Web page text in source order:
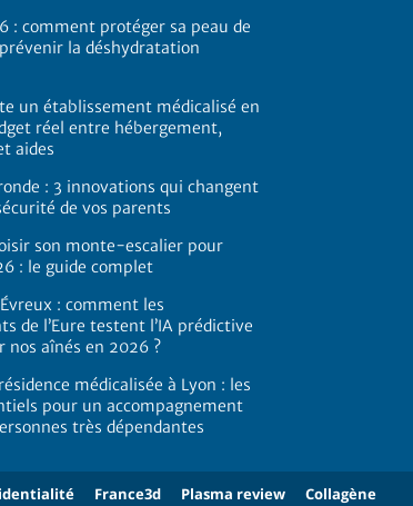
: comment protéger sa peau de
la déshydratation
un établissement médicalisé en
réel entre hébergement,
aides
: 3 innovations qui changent
de vos parents
son monte-escalier pour
: le guide complet
: comment les
de l’Eure testent l’IA prédictive
nos aînés en 2026 ?
médicalisée à Lyon : les
pour un accompagnement
très dépendantes
France3d Plasma review Collagène